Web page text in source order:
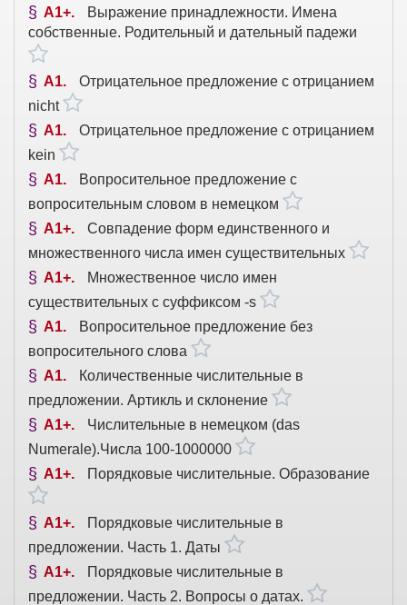
A1+
Выражение принадлежности. Имена
собственные. Родительный и дательный падежи
A1
Отрицательное предложение с отрицанием
nicht
A1
Отрицательное предложение с отрицанием
kein
A1
Вопросительное предложение с
вопросительным словом в немецком
A1+
Совпадение форм единственного и
множественного числа имен существительных
A1+
Множественное число имен
существительных с суффиксом -s
A1
Вопросительное предложение без
вопросительного слова
A1
Количественные числительные в
предложении. Артикль и склонение
A1+
Числительные в немецком (das
Numerale).Числа 100-1000000
A1+
Порядковые числительные. Образование
A1+
Порядковые числительные в
предложении. Часть 1. Даты
A1+
Порядковые числительные в
предложении. Часть 2. Вопросы о датах.